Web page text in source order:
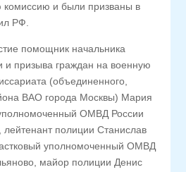
и были призваны в
РФ.
помощник начальника
и призыва граждан на военную
(объединенного,
ВАО города Москвы) Мария
ОМВД России
лейтенант полиции Станислав
уполномоченный ОМВД
майор полиции Денис